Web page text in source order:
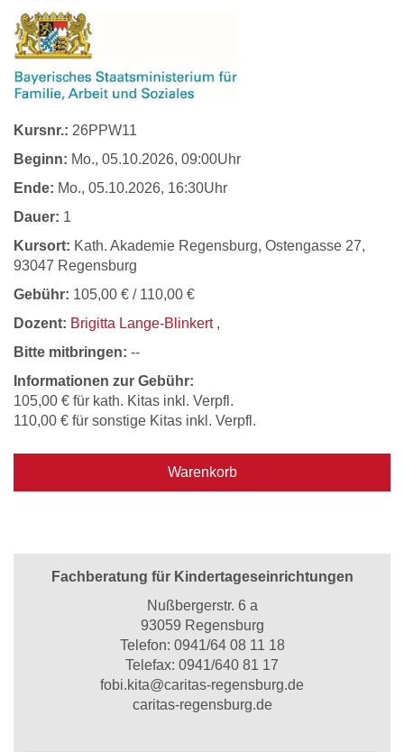
Kursnr.: 26PPW11
Beginn: Mo., 05.10.2026, 09:00Uhr
Ende: Mo., 05.10.2026, 16:30Uhr
Dauer: 1
Kursort: Kath. Akademie Regensburg, Ostengasse 27,
93047 Regensburg
Gebühr: 105,00 € / 110,00 €
Dozent: Brigitta Lange-Blinkert ,
Bitte mitbringen: --
Informationen zur Gebühr:
105,00 € für kath. Kitas inkl. Verpfl.
110,00 € für sonstige Kitas inkl. Verpfl.
Warenkorb
Fachberatung für Kindertageseinrichtungen
Nußbergerstr. 6 a
93059 Regensburg
Telefon: 0941/64 08 11 18
Telefax: 0941/640 81 17
fobi.kita@caritas-regensburg.de
caritas-regensburg.de